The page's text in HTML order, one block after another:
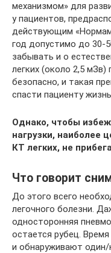
механизмом» для
у пациентов,
действующим
год допустимо до 30-
забывать и о
легких (около 2,5 мЗв)
безопасно, и такая
спасти пациенту
Однако, чтобы
нагрузки, наиболее
КТ легких, не
Что говорит
До этого всего
легочного болезни.
односторонняя
остается рубец.
и обнаруживают